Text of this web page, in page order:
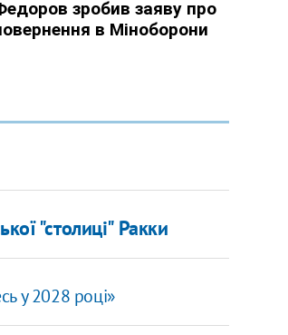
"столиці" Ракки
у 2028 році»